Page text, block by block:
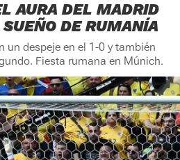
AURA DEL MADRID
DE RUMANÍA
un despeje en el 1-0 y también
Fiesta rumana en Múnich.